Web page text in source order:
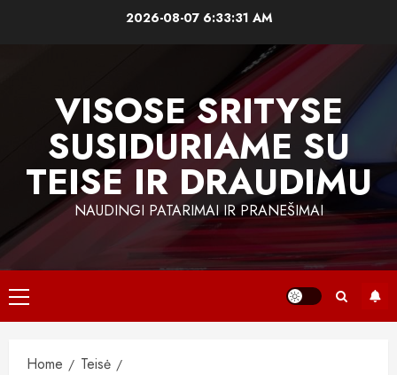
2026-08-07 6:33:32 AM
VISOSE SRITYSE
SUSIDURIAME SU
TEISE IR DRAUDIMU
NAUDINGI PATARIMAI IR PRANEŠIMAI
Primary
Menu
Home
Teisė